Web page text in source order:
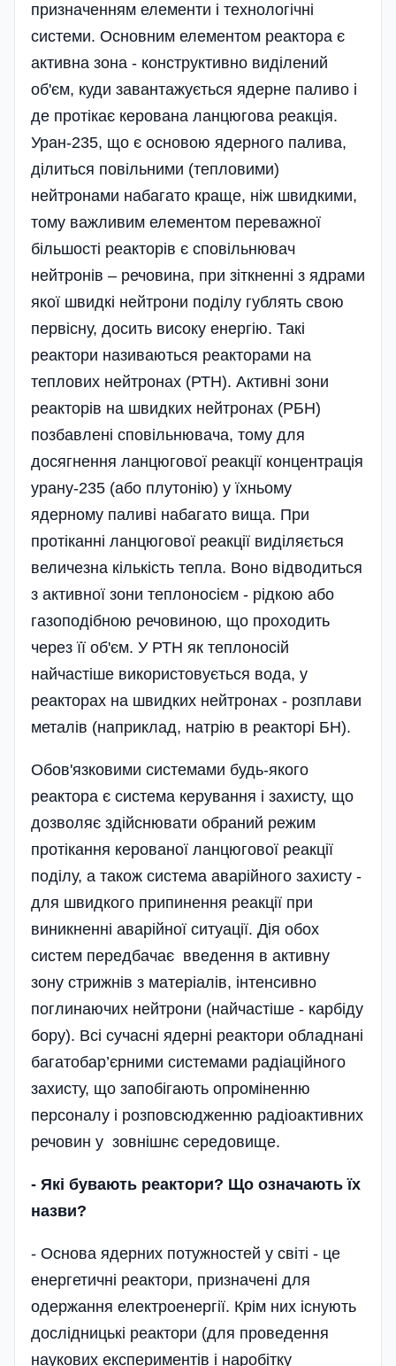
призначенням елементи і технологічні
системи. Основним елементом реактора є
активна зона - конструктивно виділений
об'єм, куди завантажується ядерне паливо і
де протікає керована ланцюгова реакція.
Уран-235, що є основою ядерного палива,
ділиться повільними (тепловими)
нейтронами набагато краще, ніж швидкими,
тому важливим елементом переважної
більшості реакторів є сповільнювач
нейтронів – речовина, при зіткненні з ядрами
якої швидкі нейтрони поділу гублять свою
первісну, досить високу енергію. Такі
реактори називаються реакторами на
теплових нейтронах (РТН). Активні зони
реакторів на швидких нейтронах (РБН)
позбавлені сповільнювача, тому для
досягнення ланцюгової реакції концентрація
урану-235 (або плутонію) у їхньому
ядерному паливі набагато вища. При
протіканні ланцюгової реакції виділяється
величезна кількість тепла. Воно відводиться
з активної зони теплоносієм - рідкою або
газоподібною речовиною, що проходить
через її об'єм. У РТН як теплоносій
найчастіше використовується вода, у
реакторах на швидких нейтронах - розплави
металів (наприклад, натрію в реакторі БН).
Обов'язковими системами будь-якого
реактора є система керування і захисту, що
дозволяє здійснювати обраний режим
протікання керованої ланцюгової реакції
поділу, а також система аварійного захисту -
для швидкого припинення реакції при
виникненні аварійної ситуації. Дія обох
систем передбачає введення в активну
зону стрижнів з матеріалів, інтенсивно
поглинаючих нейтрони (найчастіше - карбіду
бору). Всі сучасні ядерні реактори обладнані
багатобар’єрними системами радіаційного
захисту, що запобігають опроміненню
персоналу і розповсюдженню радіоактивних
речовин у зовнішнє середовище.
- Які бувають реактори? Що означають їх
назви?
- Основа ядерних потужностей у світі - це
енергетичні реактори, призначені для
одержання електроенергії. Крім них існують
дослідницькі реактори (для проведення
наукових експериментів і наробі­тку